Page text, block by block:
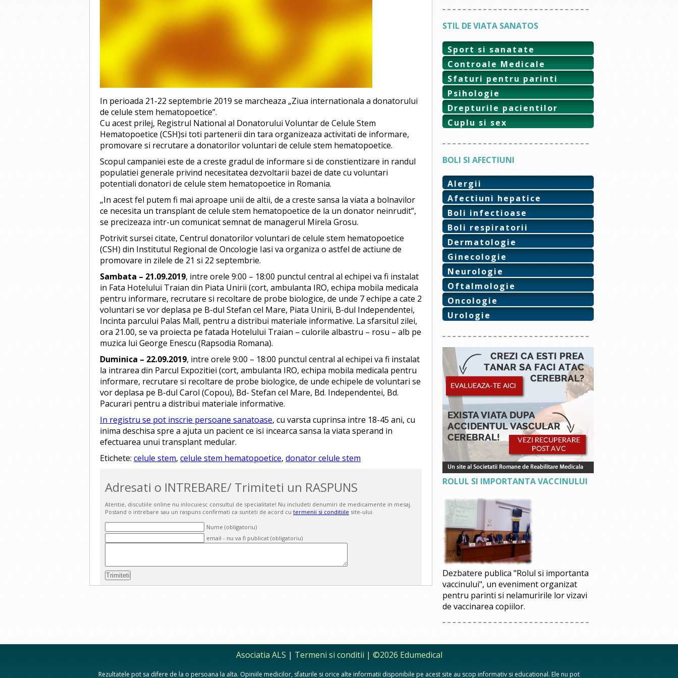
In perioada 21-22 septembrie 2019 se marcheaza „Ziua internationala a donatorului
de celule stem hematopoetice”.
Cu acest prilej, Registrul National al Donatorului Voluntar de Celule Stem
Hematopoetice (CSH)si toti partenerii din tara organizeaza activitati de informare,
promovare si recrutare a donatorilor voluntari de celule stem hematopoetice.
Scopul campaniei este de a creste gradul de informare si de constientizare in randul
populatiei generale privind necesitatea dezvoltarii bazei de date cu voluntari
potentiali donatori de celule stem hematopoetice in Romania.
„In acest fel putem fi mai aproape unii de altii, de a creste sansa la viata a bolnavilor
ce necesita un transplant de celule stem hematopoetice de la un donator neinrudit”,
se precizeaza intr-un comunicat semnat de managerul Mirela Grosu.
Potrivit sursei citate, Centrul donatorilor voluntari de celule stem hematopoetice
(CSH) din Institutul Regional de Oncologie Iasi va organiza o astfel de actiune de
promovare in zilele de 21 si 22 septembrie.
Sambata – 21.09.2019, intre orele 9:00 – 18:00 punctul central al echipei va fi instalat
in Fata Hotelului Traian din Piata Unirii (cort, ambulanta IRO, echipa mobila medicala
pentru informare, recrutare si recoltare de probe biologice, de unde 7 echipe a cate 2
voluntari se vor deplasa pe B-dul Stefan cel Mare, Piata Unirii, B-dul Independentei,
Incinta parcului Palas Mall, pentru a distribui materiale informative. La sfarsitul zilei,
ora 21.00, se va proiecta pe fatada Hotelului Traian – culorile albastru – rosu – alb pe
muzica lui George Enescu (Rapsodia Romana).
Duminica – 22.09.2019, intre orele 9:00 – 18:00 punctul central al echipei va fi instalat
la intrarea din Parcul Expozitiei (cort, ambulanta IRO, echipa mobila medicala pentru
informare, recrutare si recoltare de probe biologice, de unde echipele de voluntari se
vor deplasa pe B-dul Carol (Copou), Bd- Stefan cel Mare, Bd. Independentei, Bd.
Pacurari pentru a distribui materiale informative.
In registru se pot inscrie persoane sanatoase, cu varsta cuprinsa intre 18-45 ani, cu
inima deschisa spre a ajuta un pacient ce isi incearca sansa la viata sperand in
efectuarea unui transplant medular.
Etichete: celule stem, celule stem hematopoetice, donator celule stem
Adresati o INTREBARE/ Trimiteti un RASPUNS
Atentie, discutiile online nu inlocuiesc consultul de specialitate! Nu includeti denumiri de medicamente in mesaj.
Postand o intrebare sau un raspuns confirmati ca sunteti de acord cu termenii si conditiile site-ului.
Nume (obligatoriu)
email - nu va fi publicat (obligatoriu)
STIL DE VIATA SANATOS
Sport si sanatate
Controale Medicale
Sfaturi pentru parinti
Psihologie
Drepturile pacientilor
Cuplu si sex
BOLI SI AFECTIUNI
Alergii
Afectiuni hepatice
Boli infectioase
Boli respiratorii
Dermatologie
Ginecologie
Neurologie
Oftalmologie
Oncologie
Urologie
ROLUL SI IMPORTANTA VACCINULUI
Dezbatere publica "Rolul si importanta
vaccinului", un eveniment organizat
pentru parinti si nelamuririle lor vizavi
de vaccinarea copiilor.
Asociatia ALS | Termeni si conditii | ©2026 Edumedical
Rezultatele pot sa difere de la o persoana la alta. Opiniile medicilor, sfaturile si orice alte informatii disponibile pe acest site au scop informativ si educational. Ele nu pot